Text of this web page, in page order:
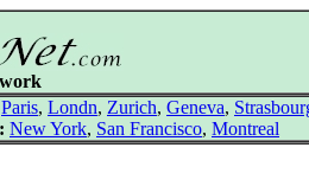
Paris, Londn, Zurich, Geneva,
New York, San Francisco, Montreal